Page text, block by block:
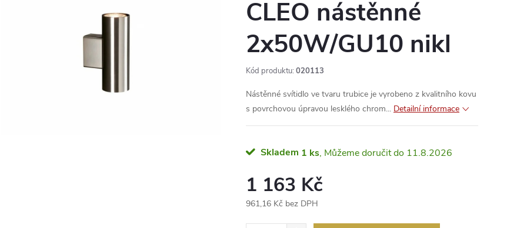
CLEO nástěnné
2x50W/GU10 nikl
Kód produktu: 020113
Nástěnné svítidlo ve tvaru trubice je vyrobeno z kvalitního kovu
s povrchovou úpravou lesklého chrom... Detailní informace
Skladem 1 ks 11.8.2026
1 163 Kč
961,16 Kč bez DPH